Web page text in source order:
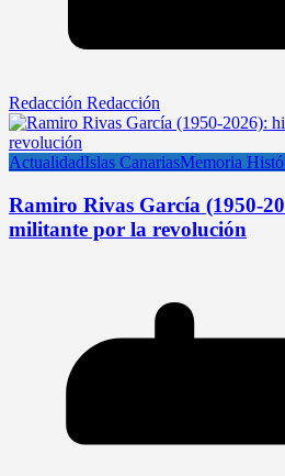
Redacción Redacción
ActualidadIslas CanariasMemoria
Ramiro Rivas García (1950-
militante por la revolución